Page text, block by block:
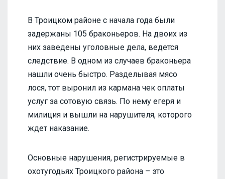
В Троицком районе с начала года были
задержаны 105 браконьеров. На двоих из
них заведены уголовные дела, ведется
следствие. В одном из случаев браконьера
нашли очень быстро. Разделывая мясо
лося, тот выронил из кармана чек оплаты
услуг за сотовую связь. По нему егеря и
милиция и вышли на нарушителя, которого
ждет наказание.
Основные нарушения, регистрируемые в
охотугодьях Троицкого района – это